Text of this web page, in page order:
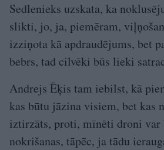
Sedlenieks uzskata, ka
slikti, jo, ja, piemēram,
izziņota kā apdraudējums, bet
bebrs, tad cilvēki būs lieki
Andrejs Ēķis tam iebilst, kā
kas būtu jāzina visiem, bet kas
iztirzāts, proti, mīnēti droni var
nokrišanas, tāpēc, ja tādu